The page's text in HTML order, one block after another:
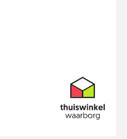
Certifikat
Thuiswinkel